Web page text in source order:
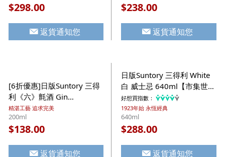
$298.00
返貨通知您
$238.00
返貨通知您
[6折優惠]日版Suntory 三得
利《六》氈酒 Gin
200ml【市集世界 - 日本市
集】
精湛工藝 追求完美
200ml
$138.00
返貨通知您
日版Suntory 三得利 White
白 威士忌 640ml【市集世界
- 日本市集】
好想買指數：
1923年始 永恆經典
640ml
$288.00
返貨通知您